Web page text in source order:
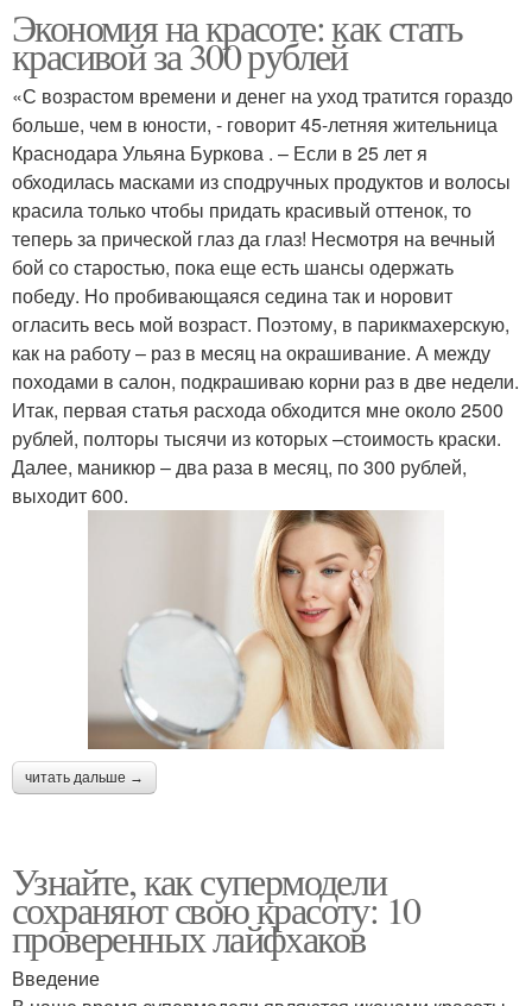
Экономия на красоте: как стать
красивой за 300 рублей
«С возрастом времени и денег на уход тратится гораздо
больше, чем в юности, - говорит 45-летняя жительница
Краснодара Ульяна Буркова . – Если в 25 лет я
обходилась масками из сподручных продуктов и волосы
красила только чтобы придать красивый оттенок, то
теперь за прической глаз да глаз! Несмотря на вечный
бой со старостью, пока еще есть шансы одержать
победу. Но пробивающаяся седина так и норовит
огласить весь мой возраст. Поэтому, в парикмахерскую,
как на работу – раз в месяц на окрашивание. А между
походами в салон, подкрашиваю корни раз в две недели.
Итак, первая статья расхода обходится мне около 2500
рублей, полторы тысячи из которых –стоимость краски.
Далее, маникюр – два раза в месяц, по 300 рублей,
выходит 600.
читать дальше →
Узнайте, как супермодели
сохраняют свою красоту: 10
проверенных лайфхаков
Введение